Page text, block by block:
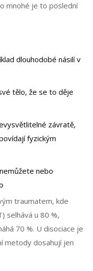
mnohé je to poslední
dlouhodobé násilí v
tělo, že se to děje
závratě,
fyzickým
nebo
traumatem, kde
selhává u 80 %,
70 %. U disociace je
metody dosahují jen